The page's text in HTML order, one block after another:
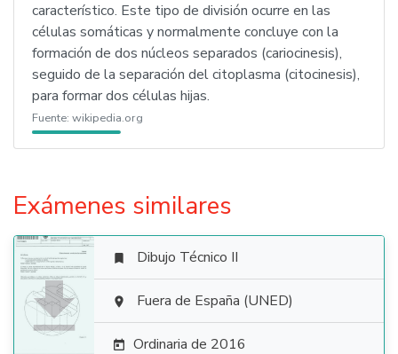
característico. Este tipo de división ocurre en las
células somáticas y normalmente concluye con la
formación de dos núcleos separados (cariocinesis),
seguido de la separación del citoplasma (citocinesis),
para formar dos células hijas.
Fuente: wikipedia.org
Exámenes similares

 Dibujo Técnico II
 Fuera de España (UNED)
 Ordinaria de 2016